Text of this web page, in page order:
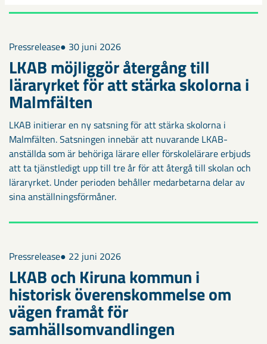
Pressrelease● 30 juni 2026
LKAB möjliggör återgång till
läraryrket för att stärka skolorna i
Malmfälten
LKAB initierar en ny satsning för att stärka skolorna i
Malmfälten. Satsningen innebär att nuvarande LKAB-
anställda som är behöriga lärare eller förskolelärare erbjuds
att ta tjänstledigt upp till tre år för att återgå till skolan och
läraryrket. Under perioden behåller medarbetarna delar av
sina anställningsförmåner.
Pressrelease● 22 juni 2026
LKAB och Kiruna kommun i
historisk överenskommelse om
vägen framåt för
samhällsomvandlingen